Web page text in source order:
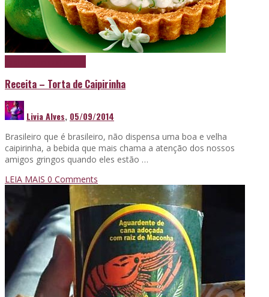
Receita – Torta de Caipirinha
Livia Alves, 05/09/2014
Brasileiro que é brasileiro, não dispensa uma boa e velha
caipirinha, a bebida que mais chama a atenção dos nossos
amigos gringos quando eles estão …
LEIA MAIS 0 Comments